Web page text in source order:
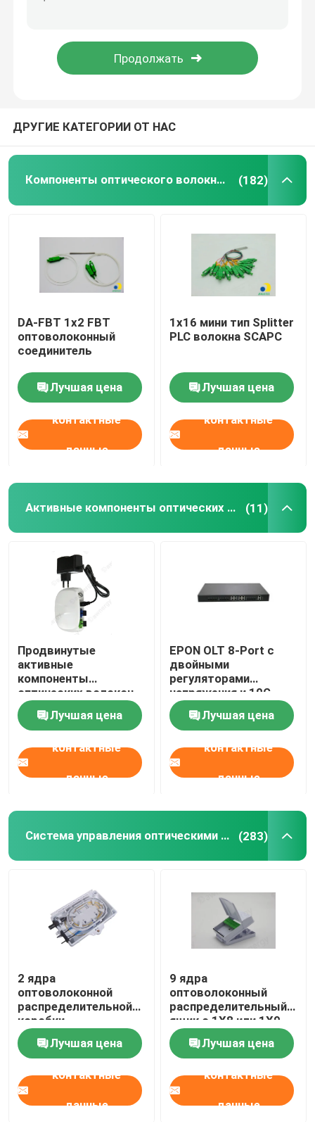
Система управления оптическими волокнами
Оборудование для испытаний оптических волокон
Микропровод из HDPE
Другие
ДРУГИЕ КАТЕГОРИИ ОТ НАС
Компоненты оптического волокна пассивные (182)
DA-FBT 1x2 FBT
оптоволоконный
соединитель
Лучшая цена
контактные
данные
1x16 мини тип Splitter
PLC волокна SCAPC
Лучшая цена
контактные
данные
Активные компоненты оптических волокон (11)
Продвинутые
активные
компоненты
оптических волокон
Принятая длина
волны 1100-1600nm
1550nm CTB≥65dB
Плоскость в полосе
±1dB 47-1006 MHz
Лучшая цена
контактные
данные
EPON OLT 8-Port с
двойными
регуляторами
напряжения и 10G
Uplink
Лучшая цена
контактные
данные
Система управления оптическими волокнами (283)
2 ядра
оптоволоконной
распределительной
коробки
Лучшая цена
контактные
данные
9 ядра
оптоволоконный
распределительный
ящик с 1X8 или 1X9
мини-тип PLC
разделитель
Лучшая цена
контактные
данные